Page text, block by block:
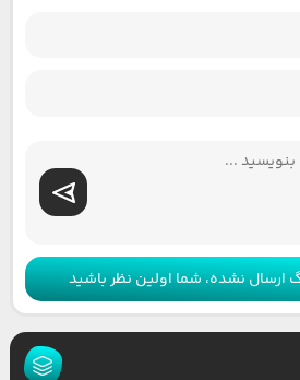
ارسال نشده، شما اولین نظر باشید